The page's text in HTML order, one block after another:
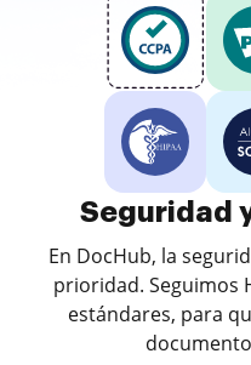
Seguridad
En DocHub, la
prioridad. Seguimos
estándares, para